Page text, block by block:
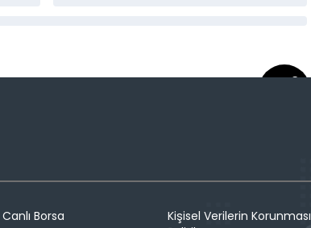
Canlı Borsa
Kişisel Verilerin Korunması